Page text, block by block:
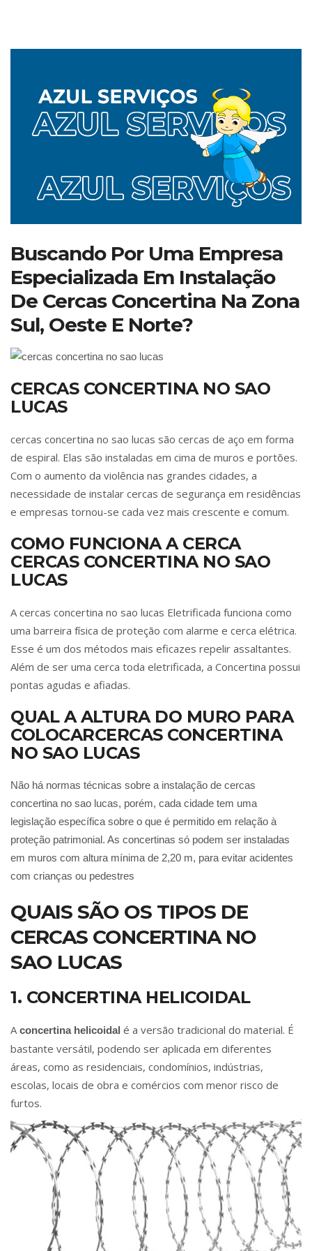
Buscando Por Uma Empresa
Especializada Em Instalação
De Cercas Concertina Na Zona
Sul, Oeste E Norte?
CERCAS CONCERTINA NO SAO
LUCAS
cercas concertina no sao lucas são cercas de aço em forma
de espiral. Elas são instaladas em cima de muros e portões.
Com o aumento da violência nas grandes cidades, a
necessidade de instalar cercas de segurança em residências
e empresas tornou-se cada vez mais crescente e comum.
COMO FUNCIONA A CERCA
CERCAS CONCERTINA NO SAO
LUCAS
A cercas concertina no sao lucas Eletrificada funciona como
uma barreira física de proteção com alarme e cerca elétrica.
Esse é um dos métodos mais eficazes repelir assaltantes.
Além de ser uma cerca toda eletrificada, a Concertina possui
pontas agudas e afiadas.
QUAL A ALTURA DO MURO PARA
COLOCARCERCAS CONCERTINA
NO SAO LUCAS
Não há normas técnicas sobre a instalação de cercas
concertina no sao lucas, porém, cada cidade tem uma
legislação específica sobre o que é permitido em relação à
proteção patrimonial. As concertinas só podem ser instaladas
em muros com altura mínima de 2,20 m, para evitar acidentes
com crianças ou pedestres
QUAIS SÃO OS TIPOS DE
CERCAS CONCERTINA NO
SAO LUCAS
1. CONCERTINA HELICOIDAL
A concertina helicoidal é a versão tradicional do material. É
bastante versátil, podendo ser aplicada em diferentes
áreas, como as residenciais, condomínios, indústrias,
escolas, locais de obra e comércios com menor risco de
furtos.